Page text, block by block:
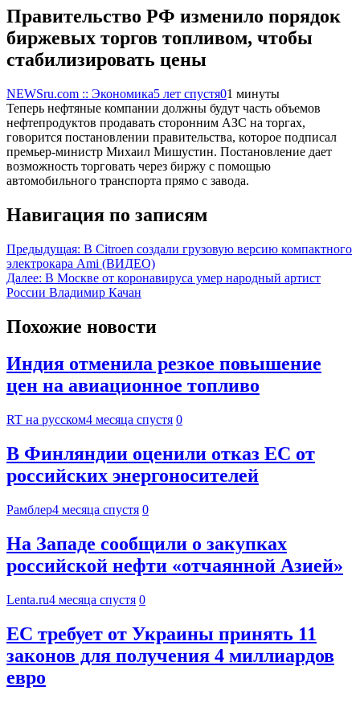
Правительство РФ изменило порядок
биржевых торгов топливом, чтобы
стабилизировать цены
NEWSru.com :: Экономика5 лет спустя01 минуты
Теперь нефтяные компании должны будут часть объемов
нефтепродуктов продавать сторонним АЗС на торгах,
говорится постановлении правительства, которое подписал
премьер-министр Михаил Мишустин. Постановление дает
возможность торговать через биржу с помощью
автомобильного транспорта прямо с завода.
Навигация по записям
Предыдущая: В Citroen создали грузовую версию компактного
электрокара Ami (ВИДЕО)
Далее: В Москве от коронавируса умер народный артист
России Владимир Качан
Похожие новости
Индия отменила резкое повышение
цен на авиационное топливо
RT на русском4 месяца спустя 0
В Финляндии оценили отказ ЕС от
российских энергоносителей
Рамблер4 месяца спустя 0
На Западе сообщили о закупках
российской нефти «отчаянной Азией»
Lenta.ru4 месяца спустя 0
ЕС требует от Украины принять 11
законов для получения 4 миллиардов
евро